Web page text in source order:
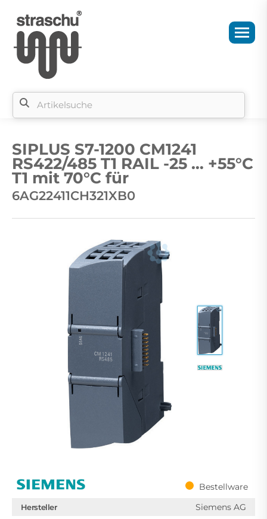
SIPLUS S7-1200 CM1241
RS422/485 T1 RAIL -25 … +55°C
T1 mit 70°C für
6AG22411CH321XB0
Bestellware
Hersteller Siemens AG